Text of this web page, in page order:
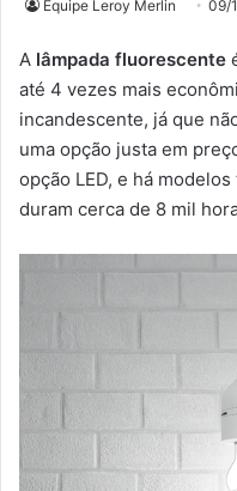
Equipe Leroy Merlin 09/
A lâmpada fluorescente
até 4 vezes mais
incandescente, já que
uma opção justa em
opção LED, e há
duram cerca de 8 mil